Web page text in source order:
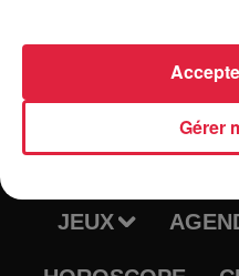
RADIO
JEUX
Gérer